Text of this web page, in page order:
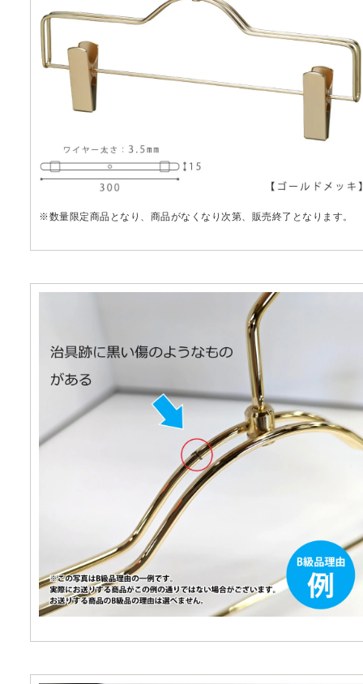
※数量限定商品となり、商品がなくなり次第、販売終了となります。